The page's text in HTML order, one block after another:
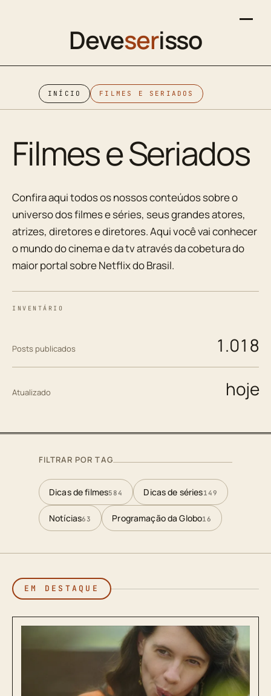
Deveserisso
INÍCIO FILMES E SERIADOS
Filmes e Seriados
Confira aqui todos os nossos conteúdos sobre o
universo dos filmes e séries, seus grandes atores,
atrizes, diretores e diretores. Aqui você vai conhecer
o mundo do cinema e da tv através da cobetura do
maior portal sobre Netflix do Brasil.
INVENTÁRIO
Posts publicados 1.018
Atualizado hoje
FILTRAR POR TAG
Dicas de filmes584 Dicas de séries149
Notícias63 Programação da Globo16
EM DESTAQUE